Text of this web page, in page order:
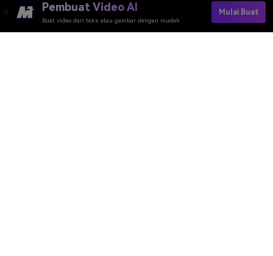
Pembuat Video AI
Buat video dari teks atau gambar dengan mudah
Mulai Buat